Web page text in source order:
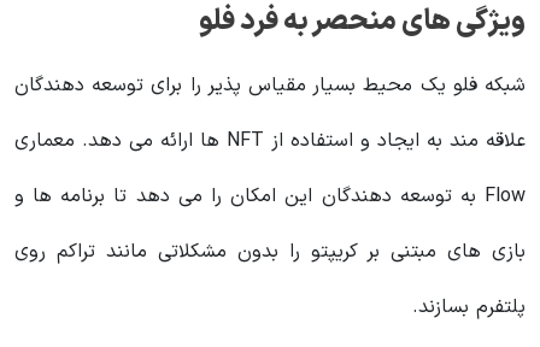
ویژگی های منحصر به فرد فلو
شبکه فلو یک محیط بسیار مقیاس پذیر را برای توسعه دهندگان
علاقه مند به ایجاد و استفاده از NFT ها ارائه می دهد. معماری
Flow به توسعه دهندگان این امکان را می دهد تا برنامه ها و
بازی های مبتنی بر کریپتو را بدون مشکلاتی مانند تراکم روی
پلتفرم بسازند.